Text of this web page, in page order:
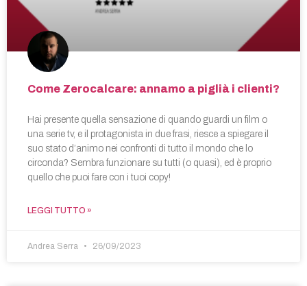
Come Zerocalcare: annamo a piglià i clienti?
Hai presente quella sensazione di quando guardi un film o
una serie tv, e il protagonista in due frasi, riesce a spiegare il
suo stato d’animo nei confronti di tutto il mondo che lo
circonda? Sembra funzionare su tutti (o quasi), ed è proprio
quello che puoi fare con i tuoi copy!
LEGGI TUTTO »
Andrea Serra 26/09/2023